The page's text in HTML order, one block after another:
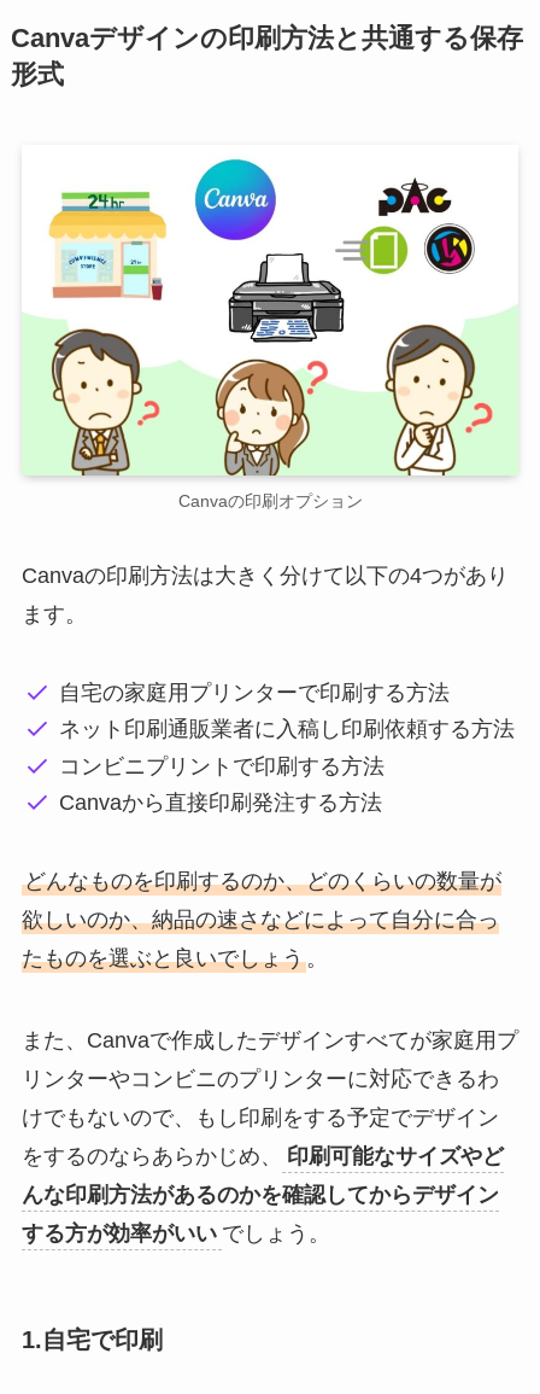
Canvaデザインの印刷方法と共通する保存
形式
Canvaの印刷オプション
Canvaの印刷方法は大きく分けて以下の4つがあり
ます。
自宅の家庭用プリンターで印刷する方法
ネット印刷通販業者に入稿し印刷依頼する方法
コンビニプリントで印刷する方法
Canvaから直接印刷発注する方法
どんなものを印刷するのか、どのくらいの数量が
欲しいのか、納品の速さなどによって自分に合っ
たものを選ぶと良いでしょう。
また、Canvaで作成したデザインすべてが家庭用プ
リンターやコンビニのプリンターに対応できるわ
けでもないので、もし印刷をする予定でデザイン
をするのならあらかじめ、
印刷可能なサイズやど
んな印刷方法があるのかを確認してからデザイン
する方が効率がいい でしょう。
1.自宅で印刷